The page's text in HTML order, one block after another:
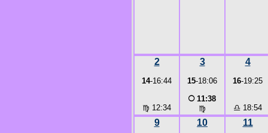
2
14-16:44
♍ 12:34
3
15-18:06
○11:38
♍
4
16-19:25
♎ 18:54
9 10 11